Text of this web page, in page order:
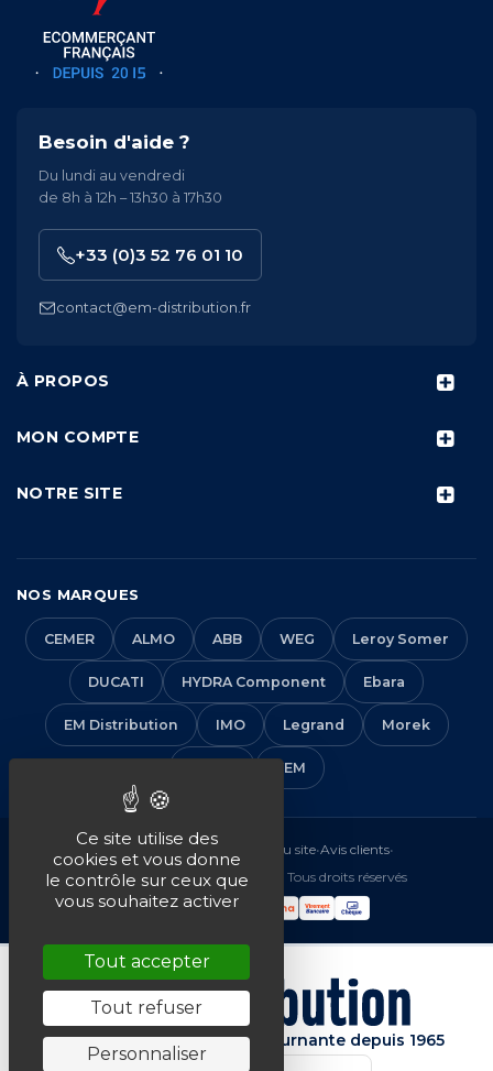
À PROPOS
MON COMPTE
NOTRE SITE
Besoin d'aide ?
Du lundi au vendredi
de 8h à 12h – 13h30 à 17h30
+33 (0)3 52 76 01 10
contact@em-distribution.fr
NOS MARQUES
CEMER ALMO ABB WEG Leroy Somer
DUCATI HYDRA Component Ebara
EM Distribution IMO Legrand Morek
VEM
Mentions légales•CGV Plan du site•Avis clients•
© 2016-2026 EM Distribution - Tous droits réservés
Spécialiste de la machine tournante depuis 1965
Ce site utilise des
cookies et vous donne
le contrôle sur ceux que
vous souhaitez activer
Tout accepter
Tout refuser
Personnaliser